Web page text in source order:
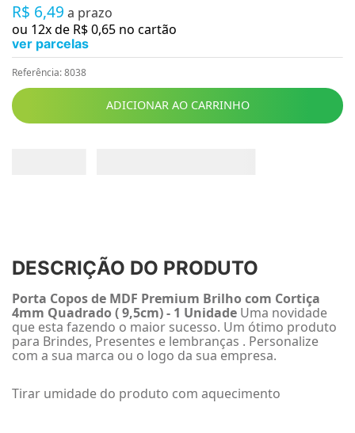
R$ 6,49 a prazo
ou 12x de R$0,65 no cartão
ver parcelas
Referência:8038
ADICIONAR AO CARRINHO
DESCRIÇÃO DO PRODUTO
Porta Copos de MDF Premium Brilho com Cortiça
4mm Quadrado ( 9,5cm) - 1 Unidade Uma novidade
que esta fazendo o maior sucesso. Um ótimo produto
para Brindes, Presentes e lembranças . Personalize
com a sua marca ou o logo da sua empresa.
Tirar umidade do produto com aquecimento